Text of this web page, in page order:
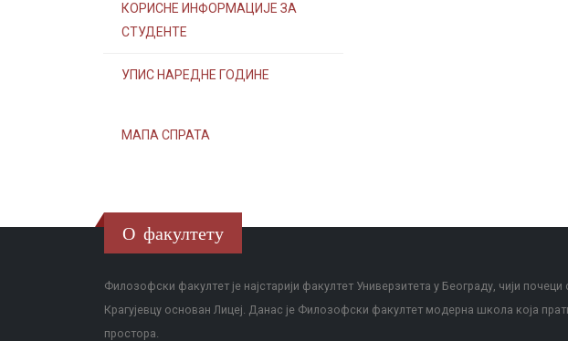
КОРИСНЕ ИНФОРМАЦИЈЕ ЗА
СТУДЕНТЕ
УПИС НАРЕДНЕ ГОДИНЕ
МАПА СПРАТА
О факултету
Филозофски факултет је најстарији факултет Универзитета у Београду, чији
Крагујевцу основан Лицеј. Данас је Филозофски факултет модерна школа која
простора.